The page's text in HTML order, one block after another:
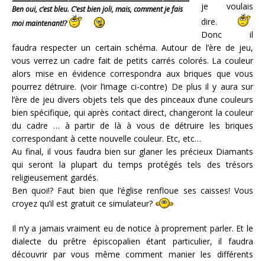
Ben oui, c’est bleu. C’est bien joli, mais, comment je fais
moi maintenant!?
je voulais
dire.
Donc il
faudra respecter un certain schéma. Autour de l’ère de jeu,
vous verrez un cadre fait de petits carrés colorés. La couleur
alors mise en évidence correspondra aux briques que vous
pourrez détruire. (voir l’image ci-contre) De plus il y aura sur
l’ère de jeu divers objets tels que des pinceaux d’une couleurs
bien spécifique, qui après contact direct, changeront la couleur
du cadre … à partir de là à vous de détruire les briques
correspondant à cette nouvelle couleur. Etc, etc…
Au final, il vous faudra bien sur glaner les précieux Diamants
qui seront la plupart du temps protégés tels des trésors
religieusement gardés.
Ben quoi!? Faut bien que l’église renfloue ses caisses! Vous
croyez qu’il est gratuit ce simulateur?
Il n’y a jamais vraiment eu de notice à proprement parler. Et le
dialecte du prêtre épiscopalien étant particulier, il faudra
découvrir par vous même comment manier les différents